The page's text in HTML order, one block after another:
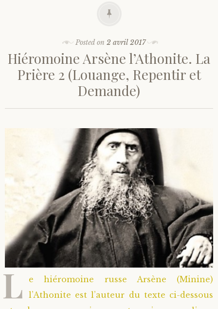
Posted on2 avril 2017
Hiéromoine Arsène l’Athonite. La
Prière 2 (Louange, Repentir et
Demande)
L
e hiéromoine russe Arsène (Minine)
l’Athonite est l’auteur du texte ci-dessous